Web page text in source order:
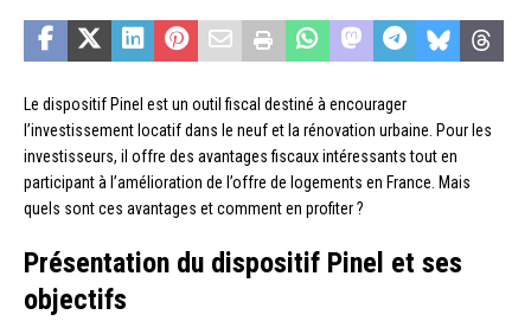
Le dispositif Pinel est un outil fiscal destiné à encourager
l’investissement locatif dans le neuf et la rénovation urbaine. Pour les
investisseurs, il offre des avantages fiscaux intéressants tout en
participant à l’amélioration de l’offre de logements en France. Mais
quels sont ces avantages et comment en profiter ?
Présentation du dispositif Pinel et ses
objectifs